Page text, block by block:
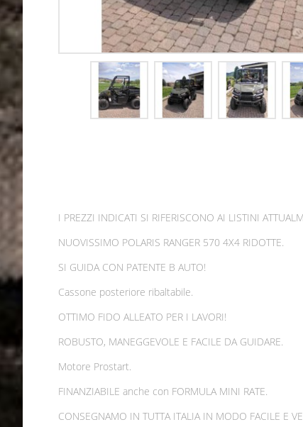
I PREZZI INDICATI SI RIFERISCONO AI LISTINI
NUOVISSIMO POLARIS RANGER 570 4X4 RIDOTTE.
SI GUIDA CON PATENTE B AUTO!
Cassone posteriore ribaltabile.
OTTIMO FIDO ALLEATO PER I LAVORI!
ROBUSTO, MANEGGEVOLE E FACILE DA GUIDARE.
Motore Prostart.
FINANZIABILE anche con FORMULA MINI RATE.
CONSEGNAMO IN TUTTA ITALIA IN MODO FACILE E